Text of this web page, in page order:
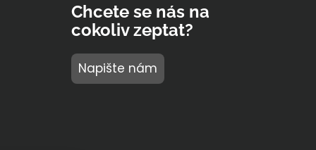
Chcete se nás na
cokoliv zeptat?
Napište nám